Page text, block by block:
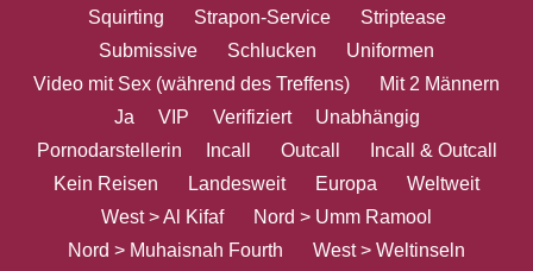
Squirting
Strapon-Service
Striptease
Submissive
Schlucken
Uniformen
Video mit Sex (während des Treffens)
Mit 2 Männern
Ja
VIP Verifiziert
Unabhängig
Pornodarstellerin
Incall Outcall
Incall & Outcall
Kein Reisen
Landesweit Europa
Weltweit
West > Al Kifaf
Nord > Umm Ramool
Nord > Muhaisnah Fourth
West > Weltinseln